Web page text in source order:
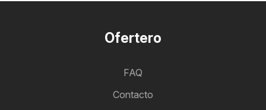
Ofertero
FAQ
Contacto